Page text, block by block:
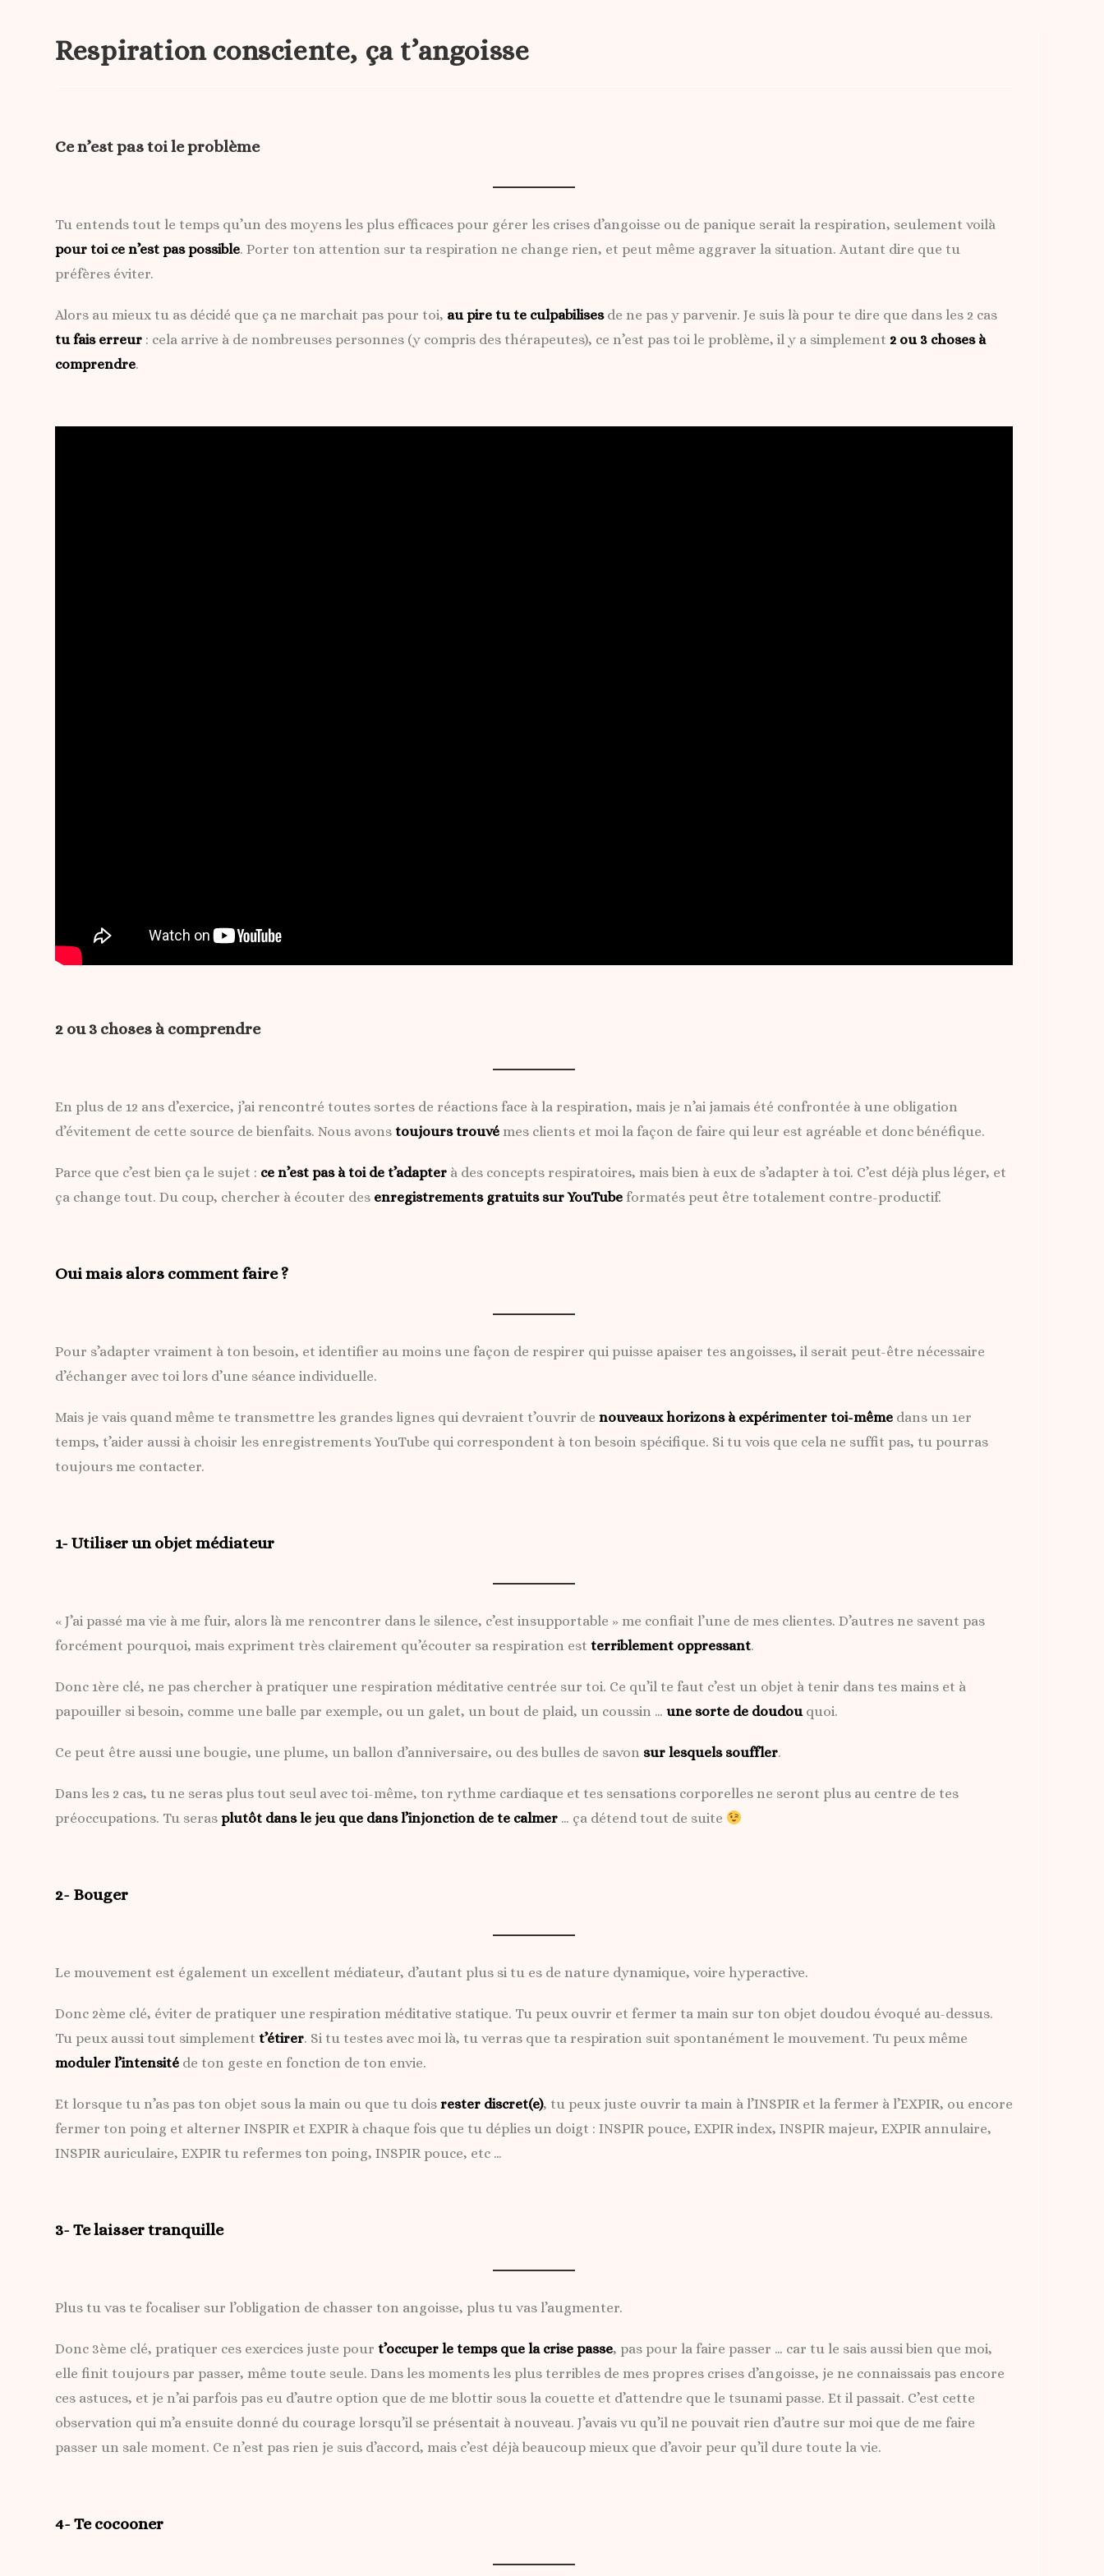
Respiration consciente, ça t’angoisse
Ce n’est pas toi le problème
Tu entends tout le temps qu’un des moyens les plus efficaces pour gérer les crises d’angoisse ou de panique serait la respiration, seulement voilà
pour toi ce n’est pas possible. Porter ton attention sur ta respiration ne change rien, et peut même aggraver la situation. Autant dire que tu
préfères éviter.
Alors au mieux tu as décidé que ça ne marchait pas pour toi, au pire tu te culpabilisesde ne pas y parvenir. Je suis là pour te dire que dans les 2 cas
tu fais erreur : cela arrive à de nombreuses personnes (y compris des thérapeutes), ce n’est pas toi le problème, il y a simplement2 ou 3 choses à
comprendre.
2 ou 3 choses à comprendre
En plus de 12 ans d’exercice, j’ai rencontré toutes sortes de réactions face à la respiration, mais je n’ai jamais été confrontée à une obligation
d’évitement de cette source de bienfaits. Nous avonstoujours trouvé mes clients et moi la façon de faire qui leur est agréable et donc bénéfique.
Parce que c’est bien ça le sujet : ce n’est pas à toi de t’adapter à des concepts respiratoires, mais bien à eux de s’adapter à toi. C’est déjà plus léger, et
ça change tout. Du coup, chercher à écouter des enregistrements gratuits sur YouTube formatés peut être totalement contre-productif.
Oui mais alors comment faire ?
Pour s’adapter vraiment à ton besoin, et identifier au moins une façon de respirer qui puisse apaiser tes angoisses, il serait peut-être nécessaire
d’échanger avec toi lors d’une séance individuelle.
Mais je vais quand même te transmettre les grandes lignes qui devraient t’ouvrir denouveaux horizons à expérimenter toi-même dans un 1er
temps, t’aider aussi à choisir les enregistrements YouTube qui correspondent à ton besoin spécifique. Si tu vois que cela ne suffit pas, tu pourras
toujours me contacter.
1- Utiliser un objet médiateur
« J’ai passé ma vie à me fuir, alors là me rencontrer dans le silence, c’est insupportable » me confiait l’une de mes clientes. D’autres ne savent pas
forcément pourquoi, mais expriment très clairement qu’écouter sa respiration est terriblement oppressant.
Donc 1ère clé, ne pas chercher à pratiquer une respiration méditative centrée sur toi. Ce qu’il te faut c’est un objet à tenir dans tes mains et à
papouiller si besoin, comme une balle par exemple, ou un galet, un bout de plaid, un coussin …une sorte de doudou quoi.
Ce peut être aussi une bougie, une plume, un ballon d’anniversaire, ou des bulles de savon sur lesquels souffler.
Dans les 2 cas, tu ne seras plus tout seul avec toi-même, ton rythme cardiaque et tes sensations corporelles ne seront plus au centre de tes
préoccupations. Tu serasplutôt dans le jeu que dans l’injonction de te calmer … ça détend tout de suite
2- Bouger
Le mouvement est également un excellent médiateur, d’autant plus si tu es de nature dynamique, voire hyperactive.
Donc 2ème clé, éviter de pratiquer une respiration méditative statique. Tu peux ouvrir et fermer ta main sur ton objet doudou évoqué au-dessus.
Tu peux aussi tout simplementt’étirer. Si tu testes avec moi là, tu verras que ta respiration suit spontanément le mouvement. Tu peux même
moduler l’intensité de ton geste en fonction de ton envie.
Et lorsque tu n’as pas ton objet sous la main ou que tu dois rester discret(e), tu peux juste ouvrir ta main à l’INSPIR et la fermer à l’EXPIR, ou encore
fermer ton poing et alterner INSPIR et EXPIR à chaque fois que tu déplies un doigt : INSPIR pouce, EXPIR index, INSPIR majeur, EXPIR annulaire,
INSPIR auriculaire, EXPIR tu refermes ton poing, INSPIR pouce, etc …
3- Te laisser tranquille
Plus tu vas te focaliser sur l’obligation de chasser ton angoisse, plus tu vas l’augmenter.
Donc 3ème clé, pratiquer ces exercices juste pourt’occuper le temps que la crise passe, pas pour la faire passer … car tu le sais aussi bien que moi,
elle finit toujours par passer, même toute seule. Dans les moments les plus terribles de mes propres crises d’angoisse, je ne connaissais pas encore
ces astuces, et je n’ai parfois pas eu d’autre option que de me blottir sous la couette et d’attendre que le tsunami passe. Et il passait. C’est cette
observation qui m’a ensuite donné du courage lorsqu’il se présentait à nouveau. J’avais vu qu’il ne pouvait rien d’autre sur moi que de me faire
passer un sale moment. Ce n’est pas rien je suis d’accord, mais c’est déjà beaucoup mieux que d’avoir peur qu’il dure toute la vie.
4- Te cocooner